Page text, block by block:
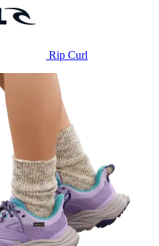
Rip Curl